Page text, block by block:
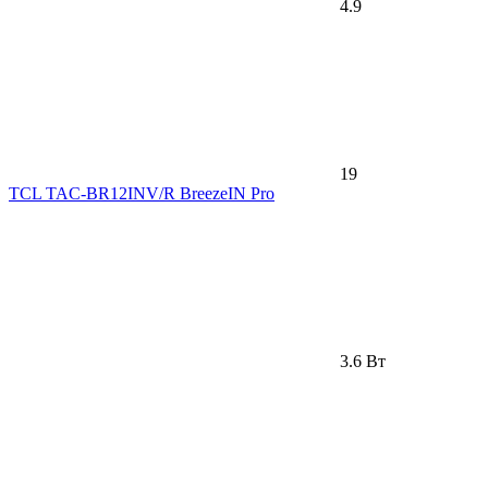
4.9
19
TCL TAC-BR12INV/R BreezeIN Pro
3.6 Вт